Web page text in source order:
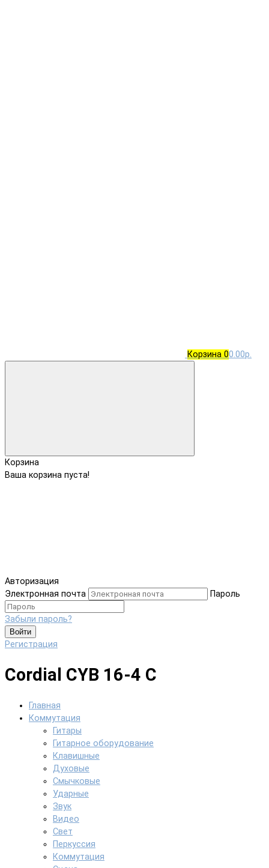
Корзина 00.00р.
Корзина
Ваша корзина пуста!
Авторизация
Электронная почта
Пароль
Забыли пароль?
Войти
Регистрация
Cordial CYB 16-4 C
Главная
Коммутация
Гитары
Гитарное оборудование
Клавишные
Духовые
Смычковые
Ударные
Звук
Видео
Свет
Перкуссия
Коммутация